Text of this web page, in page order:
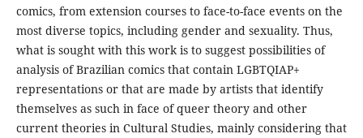
comics, from extension courses to face-to-face events on the
most diverse topics, including gender and sexuality. Thus,
what is sought with this work is to suggest possibilities of
analysis of Brazilian comics that contain LGBTQIAP+
representations or that are made by artists that identify
themselves as such in face of queer theory and other
current theories in Cultural Studies, mainly considering that